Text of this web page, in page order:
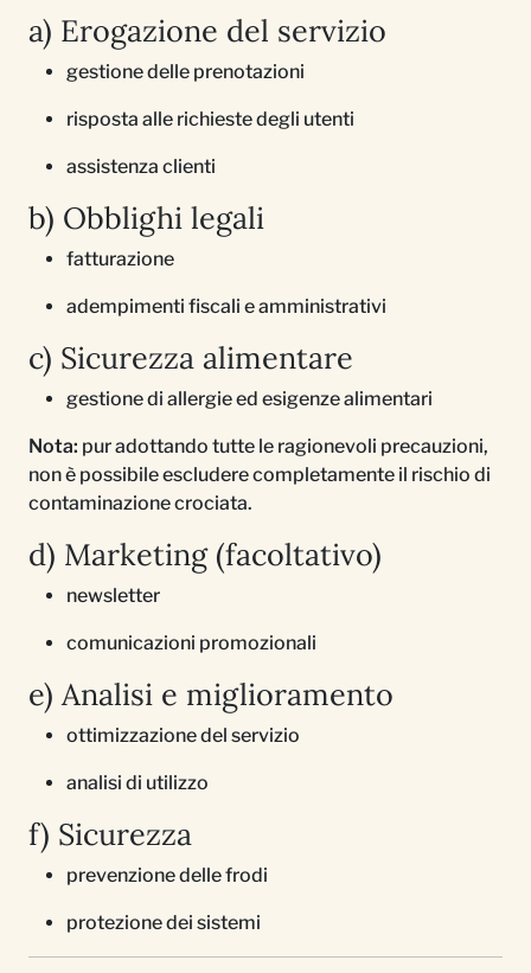
a) Erogazione del servizio
gestione delle prenotazioni
risposta alle richieste degli utenti
assistenza clienti
b) Obblighi legali
fatturazione
adempimenti fiscali e amministrativi
c) Sicurezza alimentare
gestione di allergie ed esigenze alimentari
Nota: pur adottando tutte le ragionevoli precauzioni,
non è possibile escludere completamente il rischio di
contaminazione crociata.
d) Marketing (facoltativo)
newsletter
comunicazioni promozionali
e) Analisi e miglioramento
ottimizzazione del servizio
analisi di utilizzo
f) Sicurezza
prevenzione delle frodi
protezione dei sistemi